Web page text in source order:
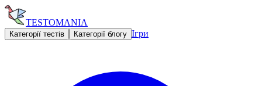
TESTOMANIA
Категорії тестів Категорії блогу Ігри